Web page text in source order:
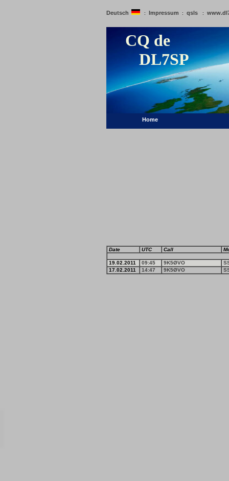
Deutsch : Impressum : qsls :
CQ de
DL7SP
Home
Date UTC Call
19.02.2011 09:45 9K5ØVO
17.02.2011
14:47 9K5ØVO